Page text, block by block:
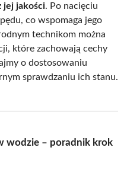
jej jakości. Po nacięciu
co wspomaga jego
technikom można
które zachowają cechy
o dostosowaniu
sprawdzaniu ich stanu.
wodzie – poradnik krok